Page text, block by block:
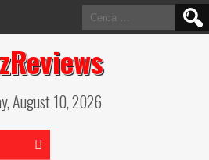
Ricerca
per:
August 10, 2026